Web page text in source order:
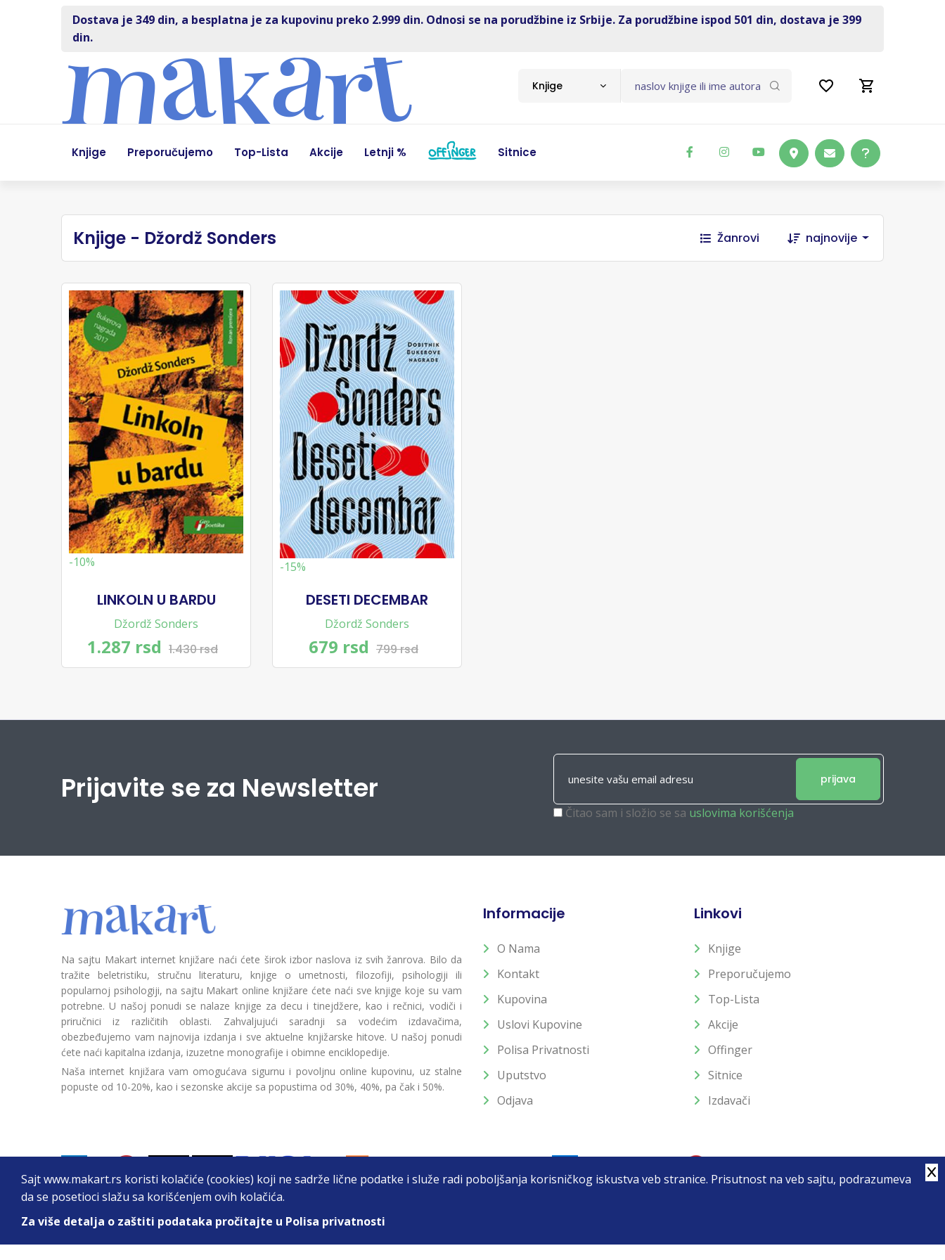
Sajt www.makart.rs koristi kolačiće (cookies) koji ne sadrže lične podatke i služe radi poboljšanja korisničkog iskustva veb stranice. Prisutnost na veb sajtu, podrazumeva
da se posetioci slažu sa korišćenjem ovih kolačića.
Za više detalja o zaštiti podataka pročitajte u Polisa privatnosti
Dostava je 349 din, a besplatna je za kupovinu preko 2.999 din. Odnosi se na porudžbine iz Srbije. Za porudžbine ispod 501 din, dostava je 399
din.
Knjige
Knjige Preporučujemo Top-Lista Akcije Letnji % Sitnice
Knjige - Džordž Sonders Žanrovi najnovije
-10%
LINKOLN U BARDU
Džordž Sonders
1.287 rsd 1.430 rsd
-15%
DESETI DECEMBAR
Džordž Sonders
679 rsd 799 rsd
Prijavite se za Newsletter prijava
Čitao sam i složio se sa uslovima korišćenja
Na sajtu Makart internet knjižare naći ćete širok izbor naslova iz svih žanrova. Bilo da
tražite beletristiku, stručnu literaturu, knjige o umetnosti, filozofiji, psihologiji ili
popularnoj psihologiji, na sajtu Makart online knjižare ćete naći sve knjige koje su vam
potrebne. U našoj ponudi se nalaze knjige za decu i tinejdžere, kao i rečnici, vodiči i
priručnici iz različitih oblasti. Zahvaljujući saradnji sa vodećim izdavačima,
obezbeđujemo vam najnovija izdanja i sve aktuelne knjižarske hitove. U našoj ponudi
ćete naći kapitalna izdanja, izuzetne monografije i obimne enciklopedije.
Naša internet knjižara vam omogućava sigurnu i povoljnu online kupovinu, uz stalne
popuste od 10-20%, kao i sezonske akcije sa popustima od 30%, 40%, pa čak i 50%.
Informacije
O Nama
Kontakt
Kupovina
Uslovi Kupovine
Polisa Privatnosti
Uputstvo
Odjava
Linkovi
Knjige
Preporučujemo
Top-Lista
Akcije
Offinger
Sitnice
Izdavači